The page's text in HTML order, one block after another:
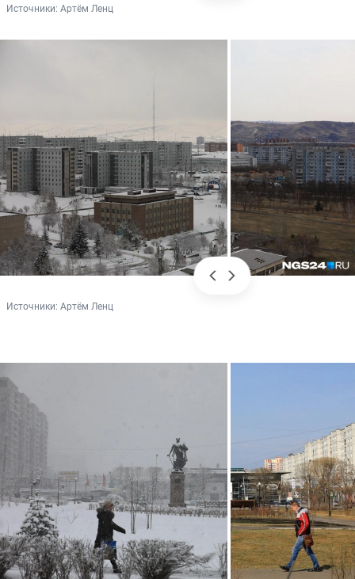
Источники: Артём Ленц
Источники: Артём Ленц